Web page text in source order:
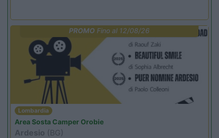
PROMO Fino al 12/08/26
Lombardia
Area Sosta Camper Orobie
Ardesio (BG)